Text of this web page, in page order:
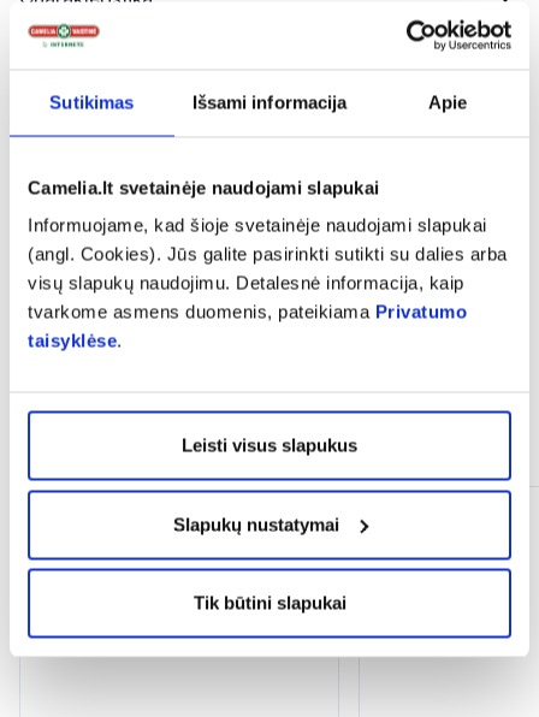
Sutikimas Išsami informacija Apie
Camelia.lt svetainėje naudojami slapukai
Informuojame, kad šioje svetainėje naudojami slapukai
(angl. Cookies). Jūs galite pasirinkti sutikti su dalies arba
visų slapukų naudojimu. Detalesnė informacija, kaip
tvarkome asmens duomenis, pateikiama Privatumo
taisyklėse.
Leisti visus slapukus
Slapukų nustatymai
Tik būtini slapukai
Atsiliepimai expand_more
Panašios prekės